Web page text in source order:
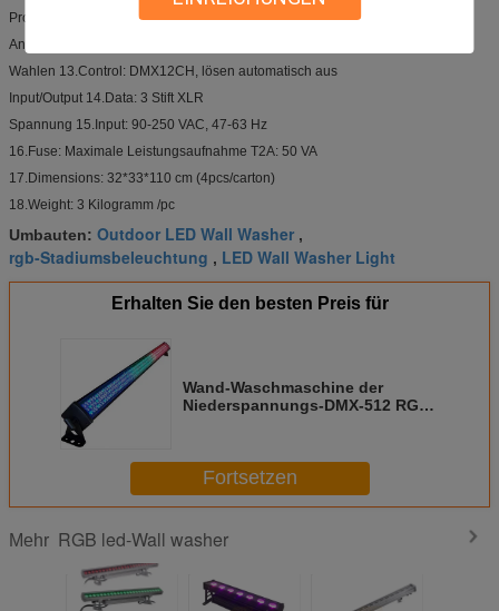
Protokoll 11.Control: USITT DMX-512
Anzeige 12.Digital,
Wahlen 13.Control: DMX12CH, lösen automatisch aus
Input/Output 14.Data: 3 Stift XLR
Spannung 15.Input: 90-250 VAC, 47-63 Hz
16.Fuse: Maximale Leistungsaufnahme T2A: 50 VA
17.Dimensions: 32*33*110 cm (4pcs/carton)
18.Weight: 3 Kilogramm /pc
Umbauten: Outdoor LED Wall Washer ,
rgb-Stadiumsbeleuchtung , LED Wall Washer Light
Erhalten Sie den besten Preis für
Wand-Waschmaschine der
Niederspannungs-DMX-512 RGB
Fortsetzen
Mehr RGB led-Wall washer